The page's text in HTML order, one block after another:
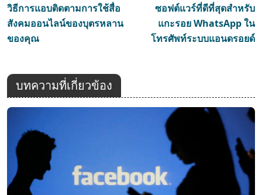
วิธีการแอบติดตามการใช้สื่อ
สังคมออนไลน์ของบุตรหลาน
ของคุณ
ซอฟต์แวร์ที่ดีที่สุดสำหรับ
แกะรอย WhatsApp ใน
โทรศัพท์ระบบแอนดรอยด์
บทความที่เกี่ยวข้อง